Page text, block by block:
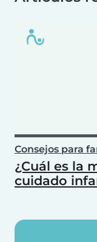
Consejos para
¿Cuál es la
cuidado